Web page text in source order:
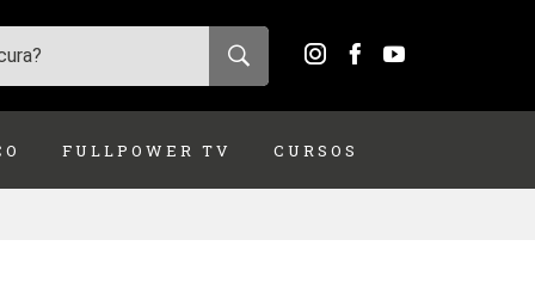
FULLPOWER TV CURSOS